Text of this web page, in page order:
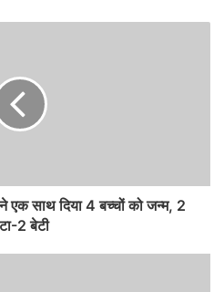
एक साथ दिया 4 बच्चों को जन्म, 2
2 बेटी